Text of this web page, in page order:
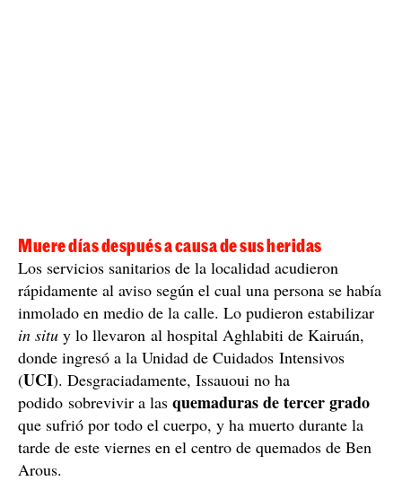
Muere días después a causa de sus heridas
Los servicios sanitarios de la localidad acudieron
rápidamente al aviso según el cual una persona se había
inmolado en medio de la calle. Lo pudieron estabilizar
in situ y lo llevaron al hospital Aghlabiti de Kairuán,
donde ingresó a la Unidad de Cuidados Intensivos
(UCI). Desgraciadamente, Issauoui no ha
podido sobrevivir a las quemaduras de tercer grado
que sufrió por todo el cuerpo, y ha muerto durante la
tarde de este viernes en el centro de quemados de Ben
Arous.